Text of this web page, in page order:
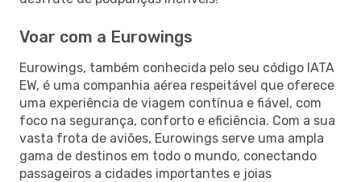
Voar com a Eurowings
Eurowings, também conhecida pelo seu código IATA
EW, é uma companhia aérea respeitável que oferece
uma experiência de viagem contínua e fiável, com
foco na segurança, conforto e eficiência. Com a sua
vasta frota de aviões, Eurowings serve uma ampla
gama de destinos em todo o mundo, conectando
passageiros a cidades importantes e joias